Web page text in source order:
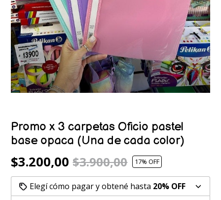
Promo x 3 carpetas Oficio pastel
base opaca (Una de cada color)
$3.200,00$3.900,00 17% OFF
Elegí cómo pagar y obtené hasta 20% OFF